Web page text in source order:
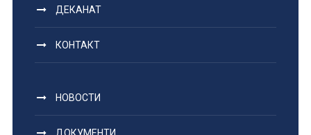
ДЕКАНАТ
КОНТАКТ
НОВОСТИ